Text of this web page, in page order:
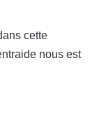
cette
nous est